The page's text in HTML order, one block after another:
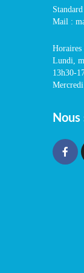
Mail :
Horaires
Lundi,
13h30-